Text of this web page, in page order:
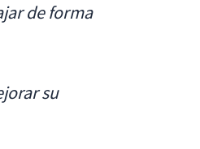
de forma
su